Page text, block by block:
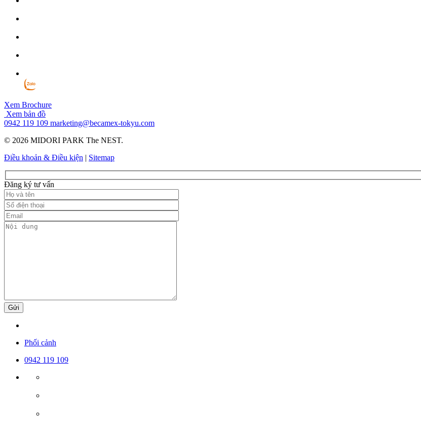
Xem Brochure
Xem bản đồ
0942 119 109 marketing@becamex-tokyu.com
© 2026 MIDORI PARK The NEST.
Điều khoản & Điều kiện | Sitemap
Đăng ký tư vấn
Gửi
Phối cảnh
0942 119 109